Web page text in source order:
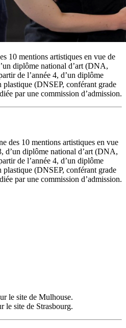
10 mentions artistiques en vue de
diplôme national d’art (DNA,
de l’année 4, d’un diplôme
plastique (DNSEP, conférant grade
par une commission d’admission.
des 10 mentions artistiques en vue
d’un diplôme national d’art (DNA,
de l’année 4, d’un diplôme
plastique (DNSEP, conférant grade
par une commission d’admission.
le site de Mulhouse.
le site de Strasbourg.